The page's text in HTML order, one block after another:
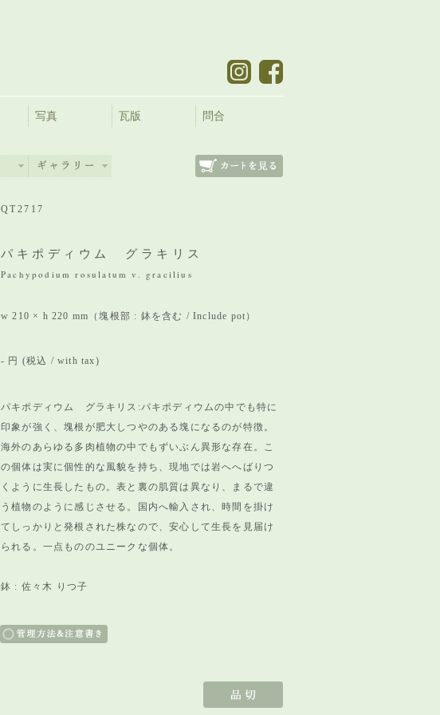
写真 瓦版 問合
QT2717
パキポディウム グラキリス
Pachypodium rosulatum v. gracilius
w 210 × h 220 mm（塊根部 : 鉢を含む / Include pot）
- 円 (税込 / with tax)
パキポディウム グラキリス:パキポディウムの中でも特に
印象が強く、塊根が肥大しつやのある塊になるのが特徴。
海外のあらゆる多肉植物の中でもずいぶん異形な存在。こ
の個体は実に個性的な風貌を持ち、現地では岩へへばりつ
くように生長したもの。表と裏の肌質は異なり、まるで違
う植物のように感じさせる。国内へ輸入され、時間を掛け
てしっかりと発根された株なので、安心して生長を見届け
られる。一点もののユニークな個体。
鉢 : 佐々木 りつ子